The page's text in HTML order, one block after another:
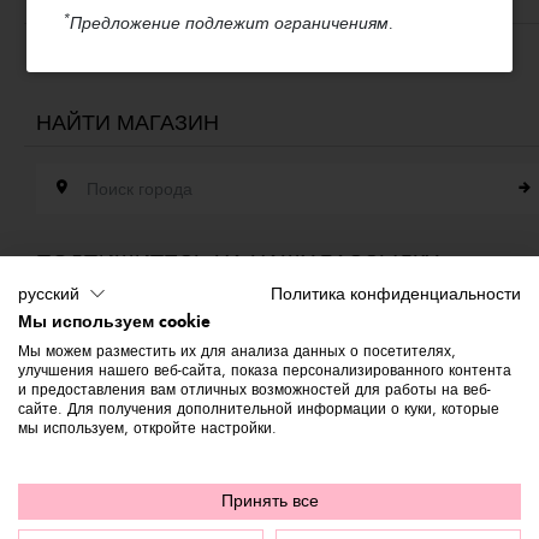
Whistleblowing
НАЙТИ МАГАЗИН
Поиск города
ПОДПИШИТЕСЬ НА НАШУ РАССЫЛКУ
Адрес эл. почты
Подпишитесь на нашу рассылку, чтобы быть в курсе новостей о мире
Braccialini. Сразу же для вас — скидка 10% на первую покупку.
© 2026 Graziella Braccialini S.p.A. - Юридический адрес: Via di
Casellina 61/D 50018, Scandicci (FI) - P.I. 01388540518 - REA FI -
*Предложение подлежит ограничениям.
русский Политика конфиденциальности
Мы используем cookie
Мы можем разместить их для анализа данных о посетителях,
улучшения нашего веб-сайта, показа персонализированного контента
и предоставления вам отличных возможностей для работы на веб-
сайте. Для получения дополнительной информации о куки, которые
мы используем, откройте настройки.
Принять все